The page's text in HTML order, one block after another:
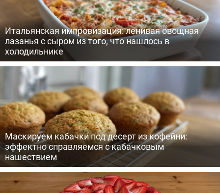
Итальянская импровизация: ленивая овощная
лазанья с сыром из того, что нашлось в
холодильнике
Маскируем кабачки под десерт из кофейни:
эффектно справляемся с кабачковым
нашествием